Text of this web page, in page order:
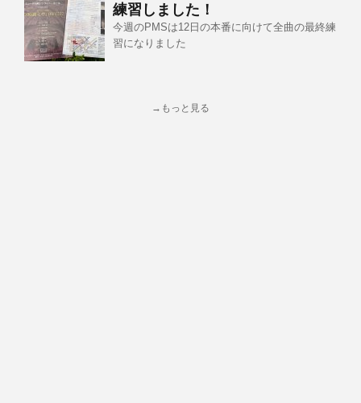
練習しました！
今週のPMSは12日の本番に向けて全曲の最終練
習になりました
→もっと見る